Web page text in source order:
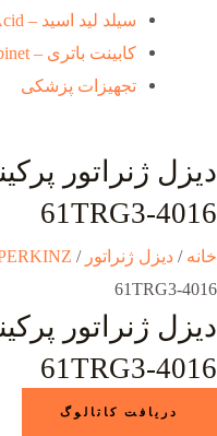
سیلد لید اسید – Sealed Lead Acid
کابینت باتری – Cabinet
تجهیزات پزشکی
4016-61TRG3
خانه / دیزل ژنراتور /
4016-61TRG3
4016-61TRG3
دریافت کاتالوگ